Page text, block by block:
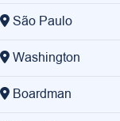
São Paulo
Washington
Boardman